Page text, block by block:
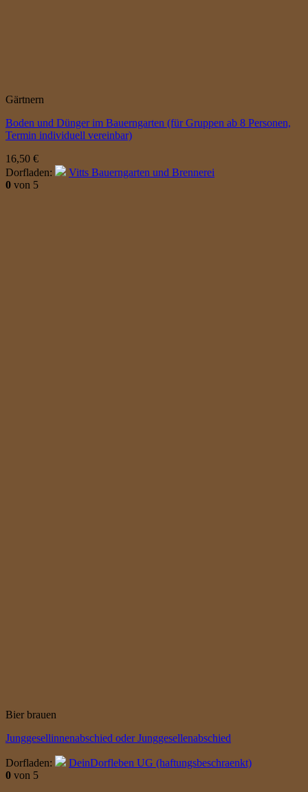
Gärtnern
Boden und Dünger im Bauerngarten (für Gruppen ab 8 Personen,
Termin individuell vereinbar)
16,50 €
Dorfladen:
Vitts Bauerngarten und Brennerei
0 von 5
Bier brauen
Junggesellinnenabschied oder Junggesellenabschied
Dorfladen:
DeinDorfleben UG (haftungsbeschraenkt)
0 von 5